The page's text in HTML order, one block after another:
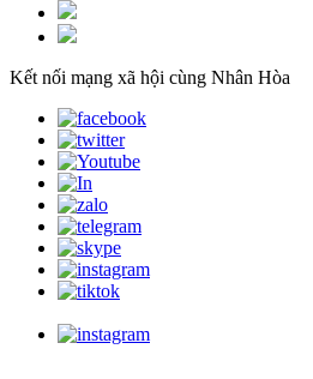
Kết nối mạng xã hội cùng Nhân Hòa